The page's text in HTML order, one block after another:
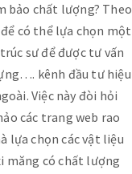
bảo chất lượng? Theo
có thể lựa chọn một
sư để được tư vấn
kênh đầu tư hiệu
Việc này đòi hỏi
các trang web rao
lựa chọn các vật liệu
măng có chất lượng